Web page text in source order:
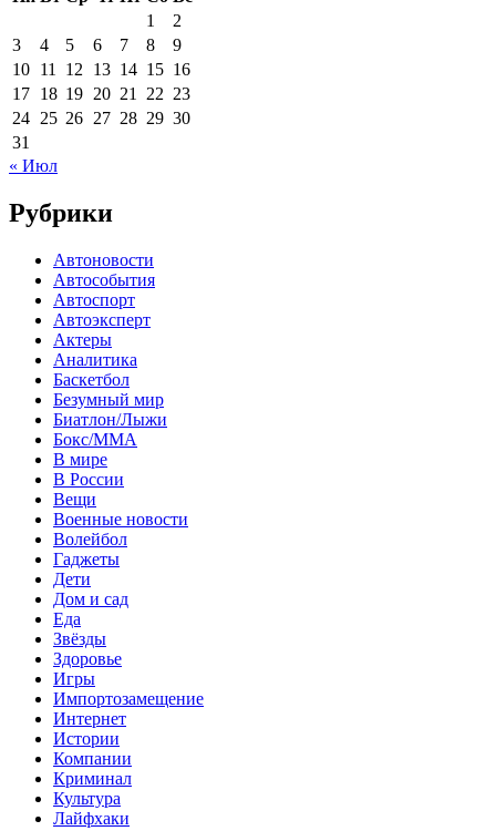
1
2
3
4 5 6 7 8
9
10 11 12 13 14 15 16
17 18 19 20 21 22 23
24 25 26 27 28 29 30
31
« Июл
Рубрики
Автоновости
Автособытия
Автоспорт
Автоэксперт
Актеры
Аналитика
Баскетбол
Безумный мир
Биатлон/Лыжи
Бокс/MMA
В мире
В России
Вещи
Военные новости
Волейбол
Гаджеты
Дети
Дом и сад
Еда
Звёзды
Здоровье
Игры
Импортозамещение
Интернет
Истории
Компании
Криминал
Культура
Лайфхаки